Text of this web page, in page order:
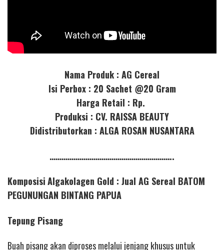
Nama Produk : AG Cereal
Isi Perbox : 20 Sachet @20 Gram
Harga Retail : Rp.
Produksi : CV. RAISSA BEAUTY
Didistributorkan : ALGA ROSAN NUSANTARA
……………………………………………………..
KomposisiAlgakolagen Gold : Jual AG Sereal BATOM
PEGUNUNGAN BINTANG PAPUA
Tepung Pisang
Buah pisang akan diproses melalui jenjang khusus untuk